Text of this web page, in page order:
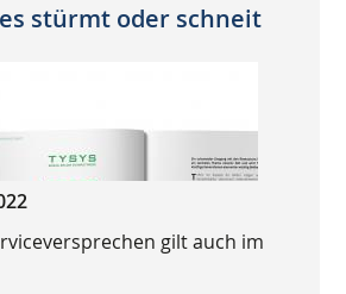
stürmt oder schneit
gilt auch im